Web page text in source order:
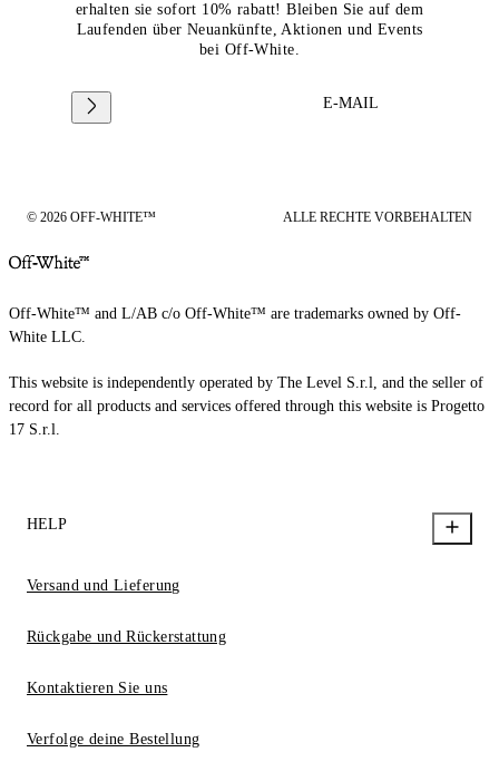
erhalten sie sofort 10% rabatt! Bleiben Sie auf dem
Laufenden über Neuankünfte, Aktionen und Events
bei Off-White.
E-MAIL
© 2026 OFF-WHITE™ ALLE RECHTE VORBEHALTEN
Off-White™ and L/AB c/o Off-White™ are trademarks owned by Off-
White LLC.
This website is independently operated by The Level S.r.l, and the seller of
record for all products and services offered through this website is Progetto
17 S.r.l.
HELP
Versand und Lieferung
Rückgabe und Rückerstattung
Kontaktieren Sie uns
Verfolge deine Bestellung